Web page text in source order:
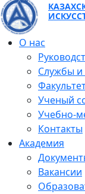
О нас
Службы и
Ученый
Учебно-
Контакты
Академия
Вакансии